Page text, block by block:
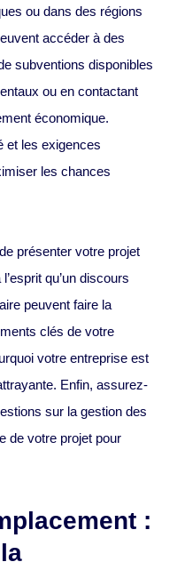
ou dans des régions
accéder à des
subventions disponibles
ou en contactant
économique.
et les exigences
les chances
présenter votre projet
qu’un discours
peuvent faire la
clés de votre
votre entreprise est
Enfin, assurez-
sur la gestion des
de votre projet pour
: